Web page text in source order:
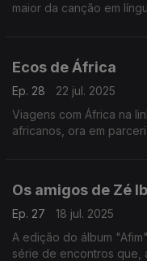
maior da canção em
Ecos de África
Ep. 28
22 jul. 2025
Viagens com África na
africanos, ora em
Os amigos de Zé
Ep. 27
18 jul. 2025
A edição do álbum
série de encontros que,